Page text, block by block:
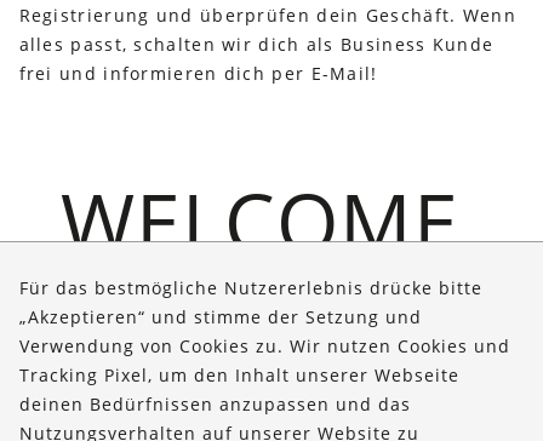
Registrierung und überprüfen dein Geschäft. Wenn
alles passt, schalten wir dich als Business Kunde
frei und informieren dich per E-Mail!
WELCOME.
Über uns
Bestellungen
Für das bestmögliche Nutzererlebnis drücke bitte
„Akzeptieren“ und stimme der Setzung und
Verwendung von Cookies zu. Wir nutzen Cookies und
Tracking Pixel, um den Inhalt unserer Webseite
deinen Bedürfnissen anzupassen und das
Nutzungsverhalten auf unserer Website zu